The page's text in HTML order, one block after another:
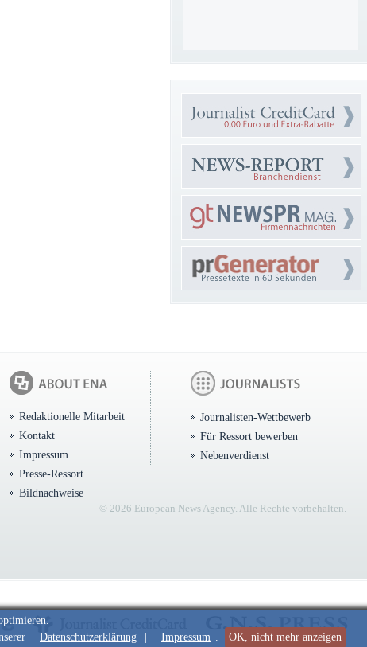
Datenschutzerklärung Impressum . OK, nicht mehr anzeigen
Redaktionelle Mitarbeit
Kontakt
Impressum
Presse-Ressort
Bildnachweise
Journalisten-Wettbewerb
Für Ressort bewerben
Nebenverdienst
© 2026 European News Agency. Alle Rechte vorbehalten.